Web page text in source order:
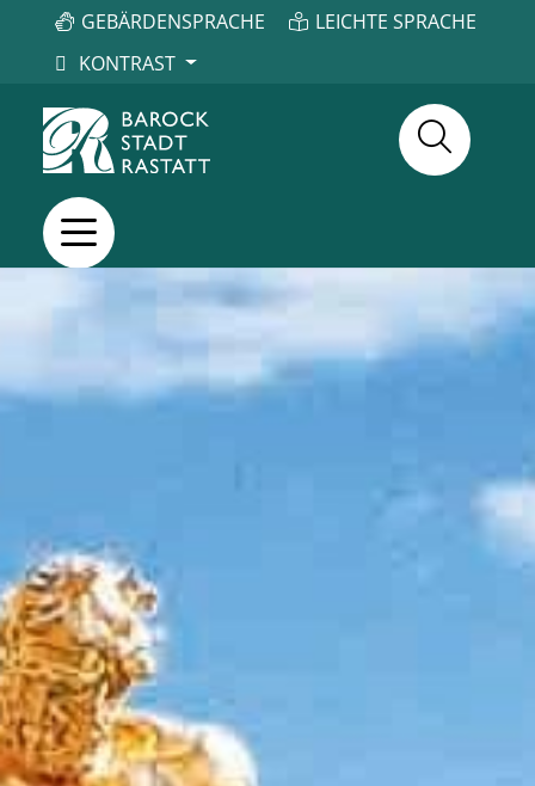
GEBÄRDENSPRACHE
LEICHTE SPRACHE
KONTRAST